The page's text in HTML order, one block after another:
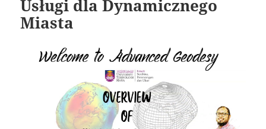
Usługi dla Dynamicznego
Miasta